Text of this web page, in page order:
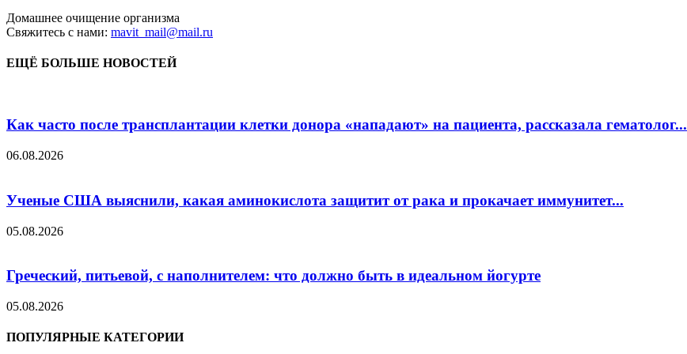
Домашнее очищение организма
Свяжитесь с нами: mavit_mail@mail.ru
ЕЩЁ БОЛЬШЕ НОВОСТЕЙ
Как часто после трансплантации клетки донора «нападают» на пациента, рассказала гематолог...
06.08.2026
Ученые США выяснили, какая аминокислота защитит от рака и прокачает иммунитет...
05.08.2026
Греческий, питьевой, с наполнителем: что должно быть в идеальном йогурте
05.08.2026
ПОПУЛЯРНЫЕ КАТЕГОРИИ